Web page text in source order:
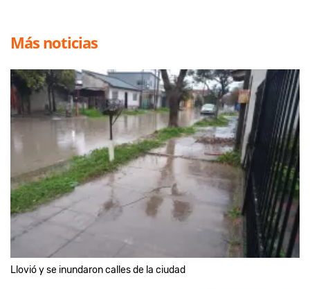
Más noticias
Llovió y se inundaron calles de la ciudad